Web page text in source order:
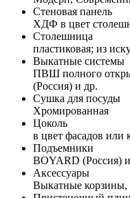
Стеновая панель
ХДФ в цвет
Столешница
пластиковая; из
Выкатные системы
ПВШ полного
(Россия) и др.
Сушка для посуды
Хромированная
Цоколь
в цвет фасадов или
Подъемники
BOYARD (Россия)
Аксессуары
Выкатные